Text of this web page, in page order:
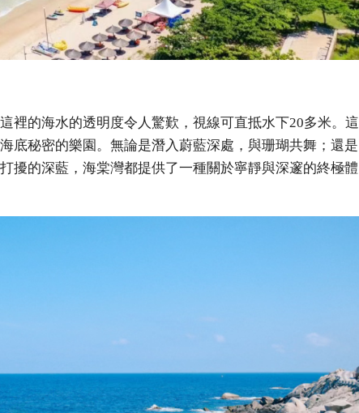
裡的海水的透明度令人驚歎，視線可直抵水下20多米。這
底秘密的樂園。無論是潛入蔚藍深處，與珊瑚共舞；還是
擾的深藍，海棠灣都提供了一種關於寧靜與深邃的終極體